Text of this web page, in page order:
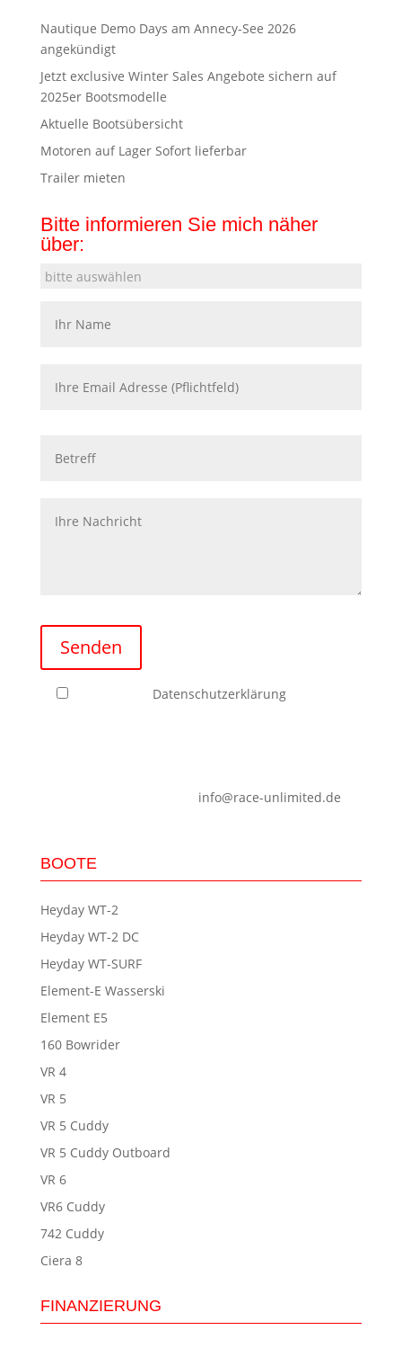
Nautique Demo Days am Annecy-See 2026
angekündigt
Jetzt exclusive Winter Sales Angebote sichern auf
2025er Bootsmodelle
Aktuelle Bootsübersicht
Motoren auf Lager Sofort lieferbar
Trailer mieten
Bitte informieren Sie mich näher
über:
Senden
Datenschutzerklärungzur
info@race-unlimited.de
BOOTE
Heyday WT-2
Heyday WT-2 DC
Heyday WT-SURF
Element-E Wasserski
Element E5
160 Bowrider
VR 4
VR 5
VR 5 Cuddy
VR 5 Cuddy Outboard
VR 6
VR6 Cuddy
742 Cuddy
Ciera 8
FINANZIERUNG